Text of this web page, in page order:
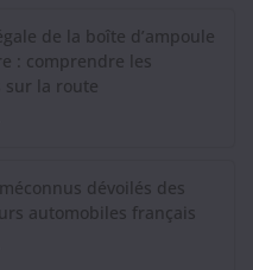
de la boîte d’ampoule
: comprendre les
sur la route
dévoilés des
automobiles français